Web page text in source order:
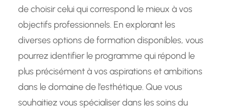
de choisir celui qui correspond le mieux à vos
objectifs professionnels. En explorant les
diverses options de formation disponibles, vous
pourrez identifier le programme qui répond le
plus précisément à vos aspirations et ambitions
dans le domaine de l’esthétique. Que vous
souhaitiez vous spécialiser dans les soins du